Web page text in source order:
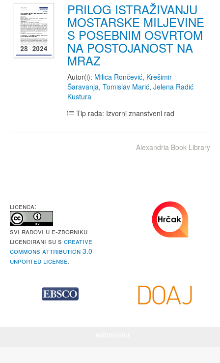
PRILOG ISTRAŽIVANJU
MOSTARSKE MILJEVINE
S POSEBNIM OSVRTOM
NA POSTOJANOST NA
MRAZ
Autor(i): Milica Rončević, Krešimir
Šaravanja, Tomislav Marić, Jelena Radić
Kustura
Tip rada: Izvorni znanstveni rad
Alexandria Book Library
LICENCA:
Svi radovi u e-Zborniku
licencirani su s Creative
Commons Attribution 3.0
Unported License.